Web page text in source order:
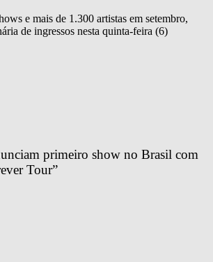
e mais de 1.300 artistas em setembro,
de ingressos nesta quinta-feira (6)
primeiro show no Brasil com
Tour”